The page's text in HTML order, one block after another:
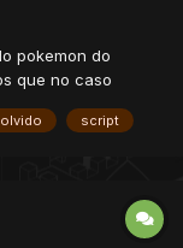
pokemon do
que no caso
script